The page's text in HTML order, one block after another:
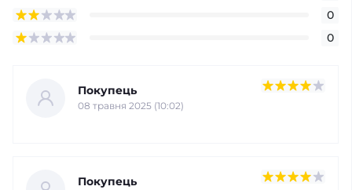
0
0
Покупець
08 травня 2025 (10:02)
Покупець